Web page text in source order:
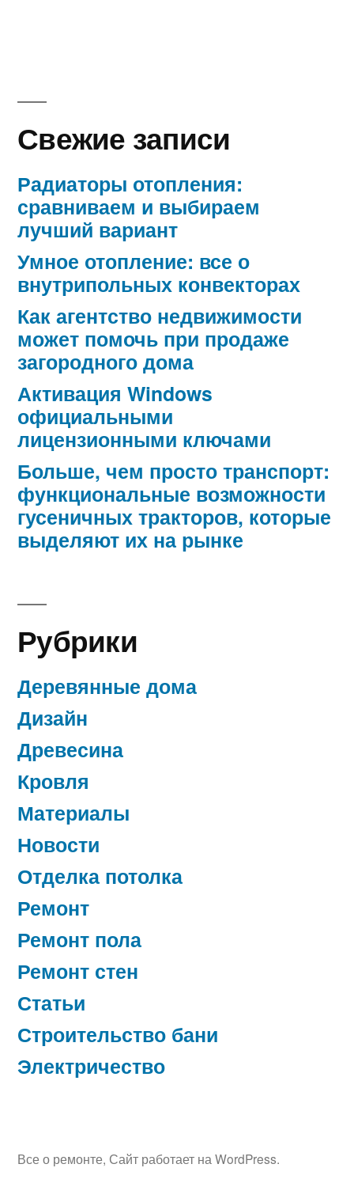
Свежие записи
Радиаторы отопления:
сравниваем и выбираем
лучший вариант
Умное отопление: все о
внутрипольных конвекторах
Как агентство недвижимости
может помочь при продаже
загородного дома
Активация Windows
официальными
лицензионными ключами
Больше, чем просто транспорт:
функциональные возможности
гусеничных тракторов, которые
выделяют их на рынке
Рубрики
Деревянные дома
Дизайн
Древесина
Кровля
Материалы
Новости
Отделка потолка
Ремонт
Ремонт пола
Ремонт стен
Статьи
Строительство бани
Электричество
Все о ремонте, Сайт работает на WordPress.